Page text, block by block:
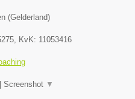
(Gelderland)
, KvK: 11053416
Screenshot ▼